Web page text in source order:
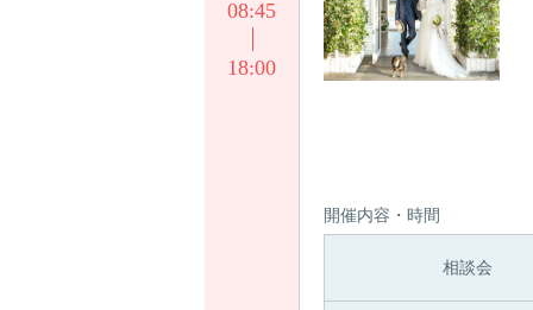
08:45
18:00
開催内容・時間
相談会